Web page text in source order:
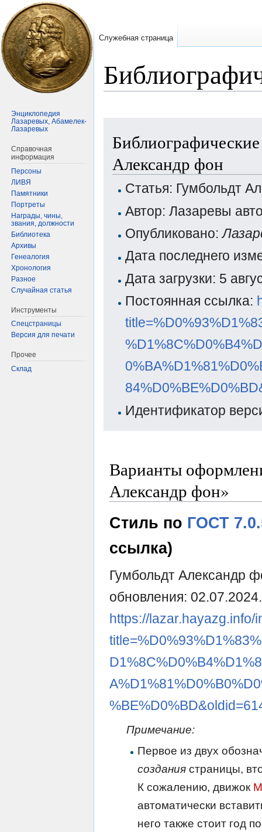
навигации
поиску
Александр фон
Статья: Гумбольдт
Автор: Лазаревы
Опубликовано:
Дата последнего
Дата загрузки: 5
Постоянная ссылка:
Идентификатор
Варианты
Александр фон»
Стиль по ГОСТ
ссылка)
Гумбольдт Александр
обновления:
https://lazar.hayazg.info/
Примечание:
Первое из двух
созданиястраницы,
К сожалению, движок
автоматически
него также стоит год
Служебная страница
Энциклопедия
Лазаревых, Абамелек-
Лазаревых
Справочная
информация
Персоны
ЛИВЯ
Памятники
Портреты
Награды, чины,
звания, должности
Библиотека
Архивы
Генеалогия
Хронология
Разное
Случайная статья
Инструменты
Спецстраницы
Версия для печати
Прочее
Склад